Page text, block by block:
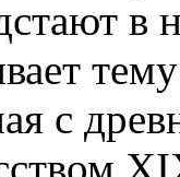
в
с